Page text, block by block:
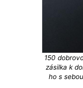
150
zásilka k
ho s